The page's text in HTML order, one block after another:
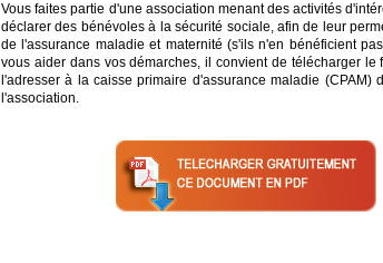
Vous faites partie d'une association menant des activités
déclarer des bénévoles à la sécurité sociale, afin de leur
de l'assurance maladie et maternité (s'ils n'en bénéficient
vous aider dans vos démarches, il convient de télécharger le
l'adresser à la caisse primaire d'assurance maladie (CPAM)
l'association.